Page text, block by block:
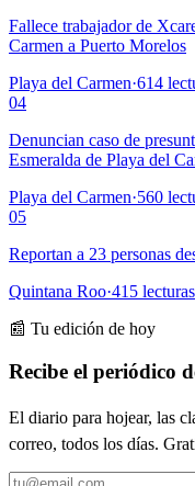
Fallece trabajador de
Carmen a Puerto Morelos
Playa del Carmen·614
04
Denuncian caso de
Esmeralda de Playa del
Playa del Carmen·560
05
Reportan a 23 personas
Quintana Roo·415 lecturas
📰 Tu edición de hoy
Recibe el periódico
El diario para hojear, las
correo, todos los días.